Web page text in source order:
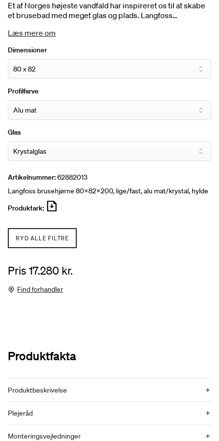
Et af Norges højeste vandfald har inspireret os til at skabe
et brusebad med meget glas og plads. Langfoss
og stringent udtryk. En eksklusiv følelse. Gulvprofilen og
der er monteret på glasset, er i samme udtryk. Højde 200
cm. Døråbning 74-84 cm.
Læs mere om
Dimensioner
Profilfarve
Glas
Artikelnummer:62882013
Langfoss brusehjørne 80x82x200, lige/fast, alu mat/krystal, hylde
Produktark:
RYD ALLE FILTRE
Pris 17.280 kr.
Find forhandler
Produktfakta
Produktbeskrivelse
Plejeråd
Monteringsvejledninger